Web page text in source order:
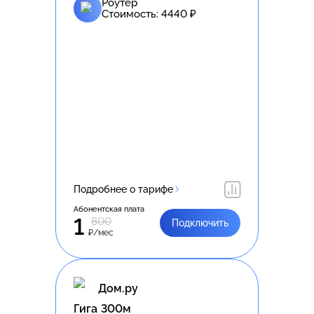
Роутер
Стоимость: 4440 ₽
Подробнее о тарифе
Абонентская плата
1 800
₽/мес
Подключить
Дом.ру
Гига 300м